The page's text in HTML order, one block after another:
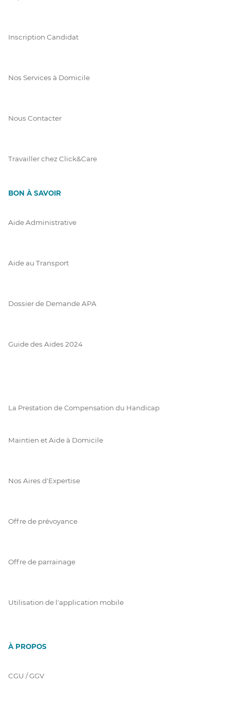
Inscription Candidat
Nos Services à Domicile
Nous Contacter
Travailler chez Click&Care
BON À SAVOIR
Aide Administrative
Aide au Transport
Dossier de Demande APA
Guide des Aides 2024
La Prestation de Compensation du Handicap
Maintien et Aide à Domicile
Nos Aires d'Expertise
Offre de prévoyance
Offre de parrainage
Utilisation de l'application mobile
À PROPOS
CGU / GGV